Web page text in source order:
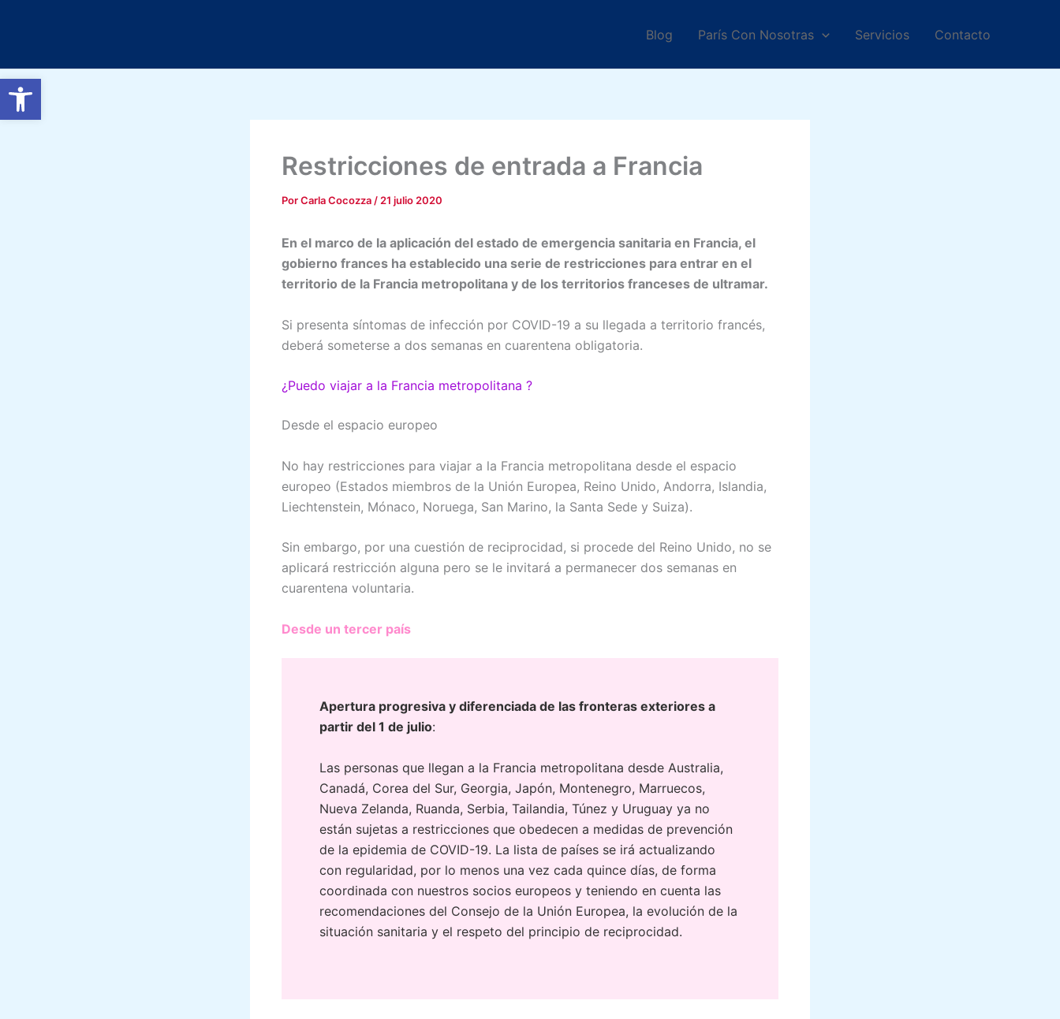
Abrir barra de herramientas
Blog París Con Nosotras Servicios Contacto
Restricciones de entrada a Francia
PorCarla Cocozza / 21 julio 2020
En el marco de la aplicación del estado de emergencia sanitaria en Francia, el
gobierno frances ha establecido una serie de restricciones para entrar en el
territorio de la Francia metropolitana y de los territorios franceses de ultramar.
Si presenta síntomas de infección por COVID-19 a su llegada a territorio francés,
deberá someterse a dos semanas en cuarentena obligatoria.
¿Puedo viajar a la Francia metropolitana ?
Desde el espacio europeo
No hay restricciones para viajar a la Francia metropolitana desde el espacio
europeo (Estados miembros de la Unión Europea, Reino Unido, Andorra, Islandia,
Liechtenstein, Mónaco, Noruega, San Marino, la Santa Sede y Suiza).
Sin embargo, por una cuestión de reciprocidad, si procede del Reino Unido, no se
aplicará restricción alguna pero se le invitará a permanecer dos semanas en
cuarentena voluntaria.
Desde un tercer país
Apertura progresiva y diferenciada de las fronteras exteriores a
partir del 1 de julio:
Las personas que llegan a la Francia metropolitana desde Australia,
Canadá, Corea del Sur, Georgia, Japón, Montenegro, Marruecos,
Nueva Zelanda, Ruanda, Serbia, Tailandia, Túnez y Uruguay ya no
están sujetas a restricciones que obedecen a medidas de prevención
de la epidemia de COVID-19. La lista de países se irá actualizando
con regularidad, por lo menos una vez cada quince días, de forma
coordinada con nuestros socios europeos y teniendo en cuenta las
recomendaciones del Consejo de la Unión Europea, la evolución de la
situación sanitaria y el respeto del principio de reciprocidad.